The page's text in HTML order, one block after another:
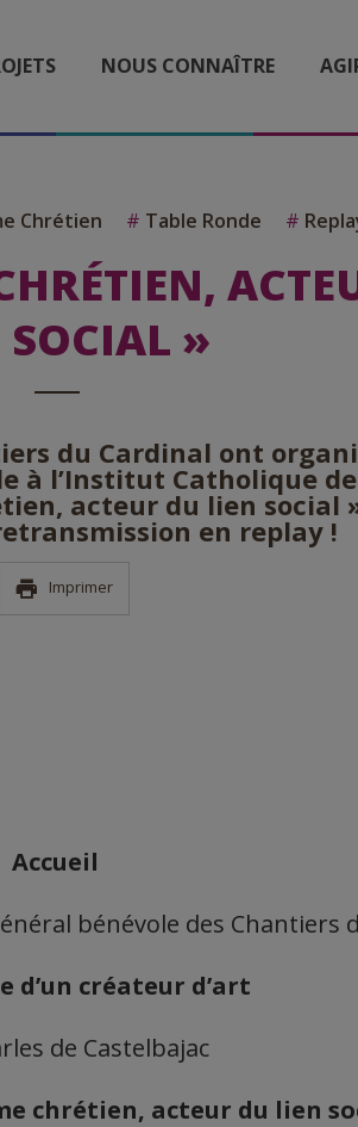
NOUS CONNAÎTRE
Chrétien # Table Ronde #
SOCIAL »
du Cardinal ont
à l’Institut Catholique
acteur du lien social
en replay !
Imprimer
Accueil
bénévole des Chantiers
d’un créateur d’art
de Castelbajac
chrétien, acteur du lien